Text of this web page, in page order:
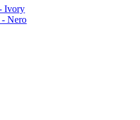
Ivory
- Nero